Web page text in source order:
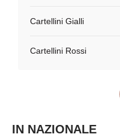
Cartellini Gialli
Cartellini Rossi
IN NAZIONALE